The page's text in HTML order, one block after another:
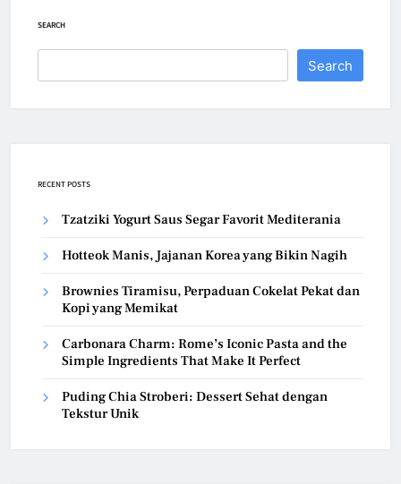
SEARCH
Search
RECENT POSTS
Tzatziki Yogurt Saus Segar Favorit Mediterania
Hotteok Manis, Jajanan Korea yang Bikin Nagih
Brownies Tiramisu, Perpaduan Cokelat Pekat dan
Kopi yang Memikat
Carbonara Charm: Rome’s Iconic Pasta and the
Simple Ingredients That Make It Perfect
Puding Chia Stroberi: Dessert Sehat dengan
Tekstur Unik